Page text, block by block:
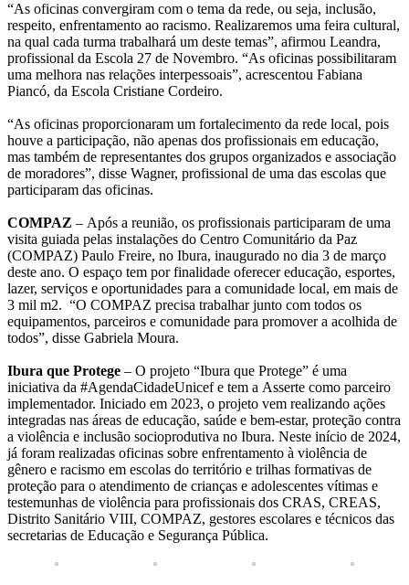
“As oficinas convergiram com o tema da rede, ou seja, inclusão,
respeito, enfrentamento ao racismo. Realizaremos uma feira cultural,
na qual cada turma trabalhará um deste temas”, afirmou Leandra,
profissional da Escola 27 de Novembro. “As oficinas possibilitaram
uma melhora nas relações interpessoais”, acrescentou Fabiana
Piancó, da Escola Cristiane Cordeiro.
“As oficinas proporcionaram um fortalecimento da rede local, pois
houve a participação, não apenas dos profissionais em educação,
mas também de representantes dos grupos organizados e associação
de moradores”, disse Wagner, profissional de uma das escolas que
participaram das oficinas.
COMPAZ – Após a reunião, os profissionais participaram de uma
visita guiada pelas instalações do Centro Comunitário da Paz
(COMPAZ) Paulo Freire, no Ibura, inaugurado no dia 3 de março
deste ano. O espaço tem por finalidade oferecer educação, esportes,
lazer, serviços e oportunidades para a comunidade local, em mais de
3 mil m2. “O COMPAZ precisa trabalhar junto com todos os
equipamentos, parceiros e comunidade para promover a acolhida de
todos”, disse Gabriela Moura.
Ibura que Protege – O projeto “Ibura que Protege” é uma
iniciativa da #AgendaCidadeUnicef e tem a Asserte como parceiro
implementador. Iniciado em 2023, o projeto vem realizando ações
integradas nas áreas de educação, saúde e bem-estar, proteção contra
a violência e inclusão socioprodutiva no Ibura. Neste início de 2024,
já foram realizadas oficinas sobre enfrentamento à violência de
gênero e racismo em escolas do território e trilhas formativas de
proteção para o atendimento de crianças e adolescentes vítimas e
testemunhas de violência para profissionais dos CRAS, CREAS,
Distrito Sanitário VIII, COMPAZ, gestores escolares e técnicos das
secretarias de Educação e Segurança Pública.